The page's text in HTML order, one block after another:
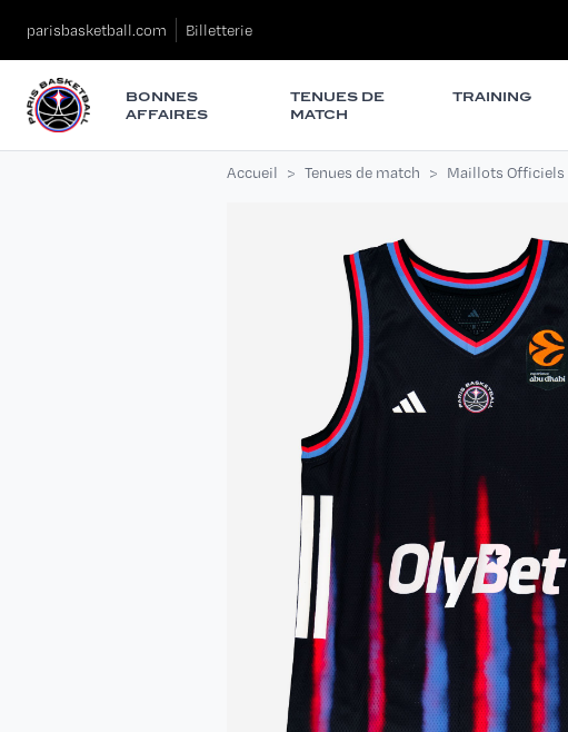
parisbasketball.com Billetterie
BONNES
AFFAIRES
TENUES DE
MATCH
TRAINING
Accueil Tenues de match Maillots Officiels